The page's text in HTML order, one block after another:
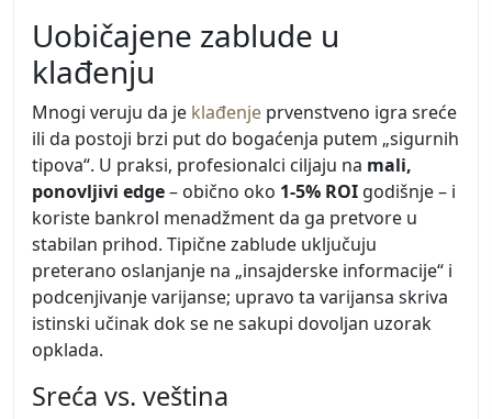
Uobičajene zablude u
klađenju
Mnogi veruju da je klađenje prvenstveno igra sreće
ili da postoji brzi put do bogaćenja putem „sigurnih
tipova“. U praksi, profesionalci ciljaju na mali,
ponovljivi edge– obično oko 1-5% ROI godišnje – i
koriste bankrol menadžment da ga pretvore u
stabilan prihod. Tipične zablude uključuju
preterano oslanjanje na „insajderske informacije“ i
podcenjivanje varijanse; upravo ta varijansa skriva
istinski učinak dok se ne sakupi dovoljan uzorak
opklada.
Sreća vs. veština